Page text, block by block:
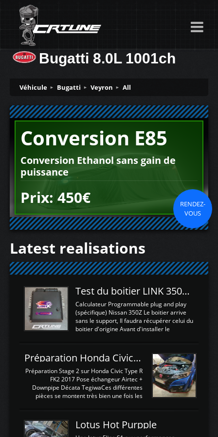
Bugatti 8.0L 1001ch
Véhicule Bugatti Veyron All
Conversion E85
Conversion Ethanol sans gain de
puissance
Prix: 450€
RENDEZ-
VOUS
Latest realisations
Test du boitier LINK 350Z Plugin ECU
Calculateur Programmable plug and play
(spécifique) Nissan 350Z Le boitier arrive
sans le support, Il faudra récupérer celui du
boitier d'origine Avant d'installer le
d'envoyer l'information de la large bande
dans le boitier. sydney sweeney deepfake
La sortie 0-5V de l'afr sera connectée sur
l'entrée AN Volt 8 et GndAN pour
Analogique, et Volt car l'information est une
tension (Pas une résistance variable d'un
est temps de brancher le ...
Préparation Honda Civic Type R FK2
Préparation Stage 2 sur Honda Civic Type R
FK2 2017 Pose échangeur Airtec +
Downpipe Décata TegiwaCes différentes
pièces se montent très bien une fois les
légere découpe du plastique inferieur,
negénant en rien la structure ou le
Lotus Hot Purpple